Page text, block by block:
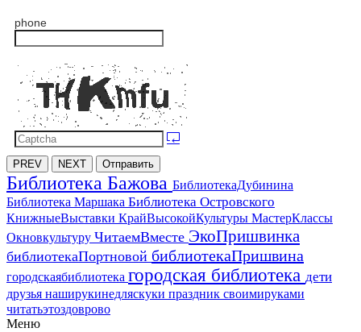
phone
PREV NEXT Отправить
Библиотека Бажова БиблиотекаДубинина
Библиотека Маршака Библиотека Островского
КнижныеВыставки КрайВысокойКультуры МастерКлассы
Окновкультуру ЧитаемВместе ЭкоПришвинка
библиотекаПортновой библиотекаПришвина
городскаябиблиотека городская библиотека дети
друзья наширукинедляскуки праздник своимируками
читатьэтоздоврово
Меню